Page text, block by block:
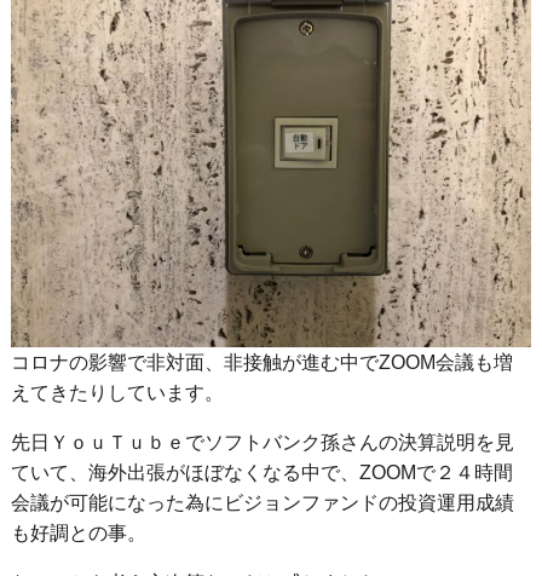
コロナの影響で非対面、非接触が進む中でZOOM会議も増
えてきたりしています。
先日ＹｏｕＴｕｂｅでソフトバンク孫さんの決算説明を見
ていて、海外出張がほぼなくなる中で、ZOOMで２４時間
会議が可能になった為にビジョンファンドの投資運用成績
も好調との事。